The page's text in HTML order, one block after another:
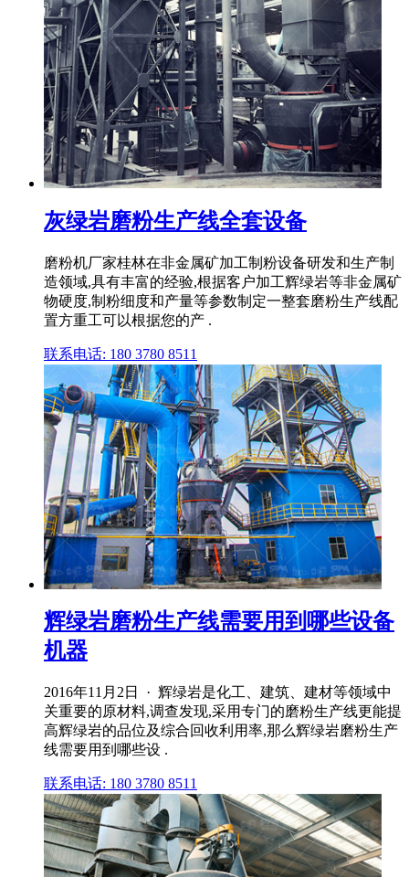
灰绿岩磨粉生产线全套设备
磨粉机厂家桂林在非金属矿加工制粉设备研发和生产制
造领域,具有丰富的经验,根据客户加工辉绿岩等非金属矿
物硬度,制粉细度和产量等参数制定一整套磨粉生产线配
置方重工可以根据您的产 .
联系电话: 180 3780 8511
辉绿岩磨粉生产线需要用到哪些设备
机器
2016年11月2日 · 辉绿岩是化工、建筑、建材等领域中
关重要的原材料,调查发现,采用专门的磨粉生产线更能提
高辉绿岩的品位及综合回收利用率,那么辉绿岩磨粉生产
线需要用到哪些设 .
联系电话: 180 3780 8511